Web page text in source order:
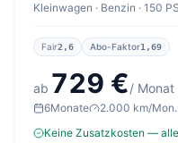
Kleinwagen · Benzin · 150
Fair2,6 Abo-Faktor1,69
ab 729 €/ Monat
6Monate
2.000 km/Mon.
Keine Zusatzkosten —